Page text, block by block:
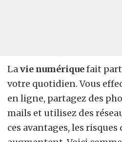
Lavie numériquefait
votre quotidien. Vous
en ligne, partagez des
mails et utilisez des
ces avantages, les risques